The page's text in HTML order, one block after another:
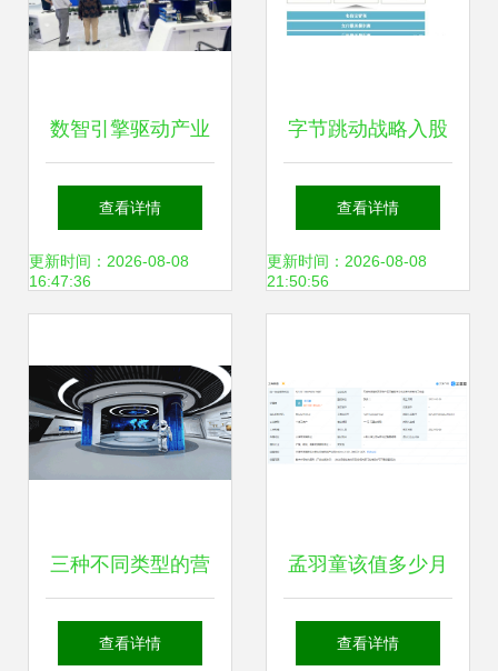
数智引擎驱动产业
升级 华南理工大
学、省建材协会专
传统制造业数字化
转型新路径
查看详情
更新时间：2026-08-08
16:47:36
字节跳动战略入股
再下一城，数字内
容制作服务有望迎
查看详情
更新时间：2026-08-08
21:50:56
三种不同类型的营
销型企业展厅推
查看详情
孟羽童该值多少月
薪？——数字内容
查看详情